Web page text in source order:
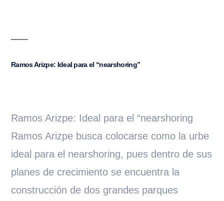
Ramos Arizpe: Ideal para el “nearshoring”
Ramos Arizpe: Ideal para el “nearshoring
Ramos Arizpe busca colocarse como la urbe
ideal para el nearshoring, pues dentro de sus
planes de crecimiento se encuentra la
construcción de dos grandes parques